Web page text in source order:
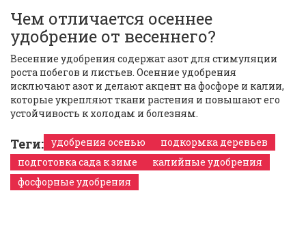
Чем отличается осеннее
удобрение от весеннего?
Весенние удобрения содержат азот для стимуляции
роста побегов и листьев. Осенние удобрения
исключают азот и делают акцент на фосфоре и калии,
которые укрепляют ткани растения и повышают его
устойчивость к холодам и болезням.
Теги: удобрения осенью
подкормка деревьев
подготовка сада к зиме
калийные удобрения
фосфорные удобрения